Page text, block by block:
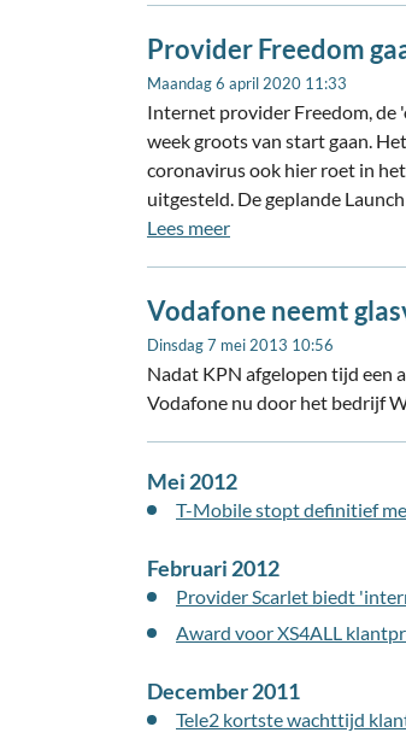
Provider Freedom
Maandag 6 april 2020 11:33
Internet provider Freedom, de
week groots van start gaan.
coronavirus ook hier roet in
uitgesteld. De geplande
Lees meer
Vodafone neemt
Dinsdag 7 mei 2013 10:56
Nadat KPN afgelopen tijd een
Vodafone nu door het bedrijf
Mei 2012
T-Mobile stopt definitief
Februari 2012
Provider Scarlet biedt
Award voor XS4ALL
December 2011
Tele2 kortste wachttijd